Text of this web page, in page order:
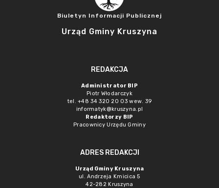
Biuletyn Informacji Publicznej
Urząd Gminy Kruszyna
REDAKCJA
Administrator BIP
Piotr Włodarczyk
tel. +48 34 320 20 03 wew. 39
informatyk@kruszyna.pl
Redaktorzy BIP
Pracownicy Urzędu Gminy
ADRES REDAKCJI
Urząd Gminy Kruszyna
ul. Andrzeja Kmicica 5
42-282 Kruszyna